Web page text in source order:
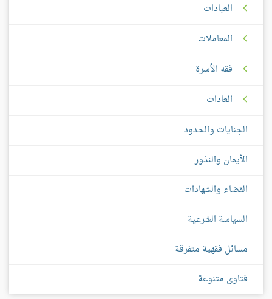
العبادات
المعاملات
فقه الأسرة
العادات
الجنايات والحدود
الأيمان والنذور
القضاء والشهادات
السياسة الشرعية
مسائل فقهية متفرقة
فتاوى متنوعة